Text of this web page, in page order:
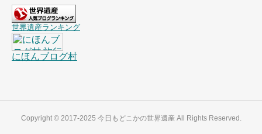
Copyright © 2017-2025 今日もどこかの世界遺産 All Rights Reserved.